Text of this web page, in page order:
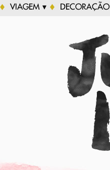
VIAGEM ▾ DECORAÇÃO